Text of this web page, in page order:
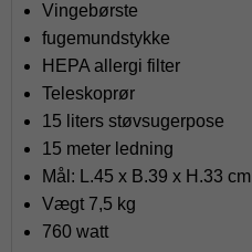
Vingebørste
fugemundstykke
HEPA allergi filter
Teleskoprør
15 liters støvsugerpose
15 meter ledning
Mål: L.45 x B.39 x H.33 cm
Vægt 7,5 kg
760 watt